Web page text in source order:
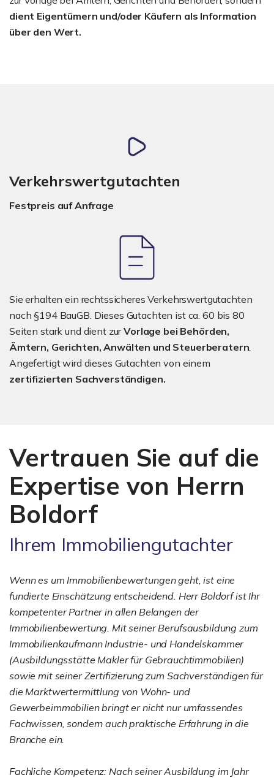
dient Eigentümern und/oder Käufern als Information
über den Wert.
Verkehrswertgutachten
Festpreis auf Anfrage
Sie erhalten ein rechtssicheres Verkehrswertgutachten
nach §194 BauGB. Dieses Gutachten ist ca. 60 bis 80
Seiten stark und dient zurVorlage bei Behörden,
Ämtern, Gerichten, Anwälten und Steuerberatern
Angefertigt wird dieses Gutachten von einem
zertifizierten Sachverständigen.
Vertrauen Sie auf die
Expertise von Herrn
Boldorf
Ihrem Immobiliengutachter
Wenn es um Immobilienbewertungen geht, ist eine
fundierte Einschätzung entscheidend. Herr Boldorf ist Ihr
kompetenter Partner in allen Belangen der
Immobilienbewertung. Mit seiner Berufsausbildung zum
Immobilienkaufmann Industrie- und Handelskammer
(Ausbildungsstätte Makler für Gebrauchtimmobilien)
sowie mit seiner Zertifizierung zum Sachverständigen für
die Marktwertermittlung von Wohn- und
Gewerbeimmobilien bringt er nicht nur umfassendes
Fachwissen, sondern auch praktische Erfahrung in die
Branche ein.
Fachliche Kompetenz: Nach seiner Ausbildung im Jahr